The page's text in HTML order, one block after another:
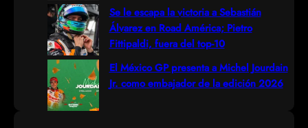
Se le escapa la victoria a Sebastián
Álvarez en Road América; Pietro
Fittipaldi, fuera del top-10
El México GP presenta a Michel Jourdain
Jr. como embajador de la edición 2026